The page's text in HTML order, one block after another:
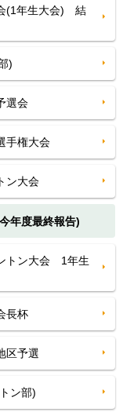
(1年生大会) 結
)
選会
手権大会
ン大会
年度最終報告)
トン大会 1年生
長杯
区予選
ン部)